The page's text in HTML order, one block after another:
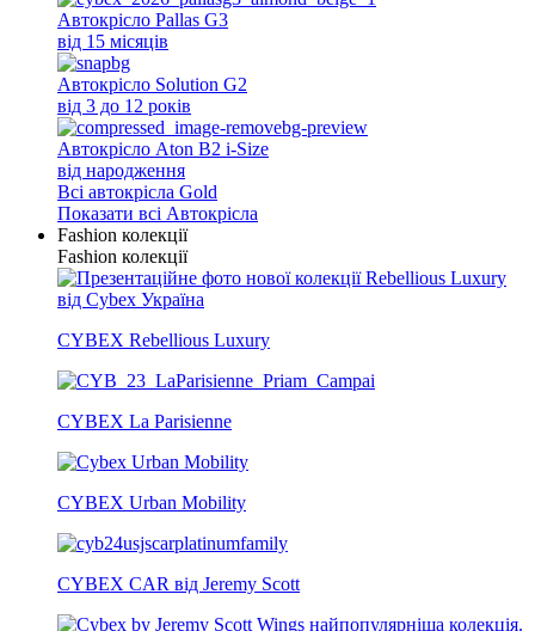
Автокрісло Pallas G3
від 15 місяців
Автокрісло Solution G2
від 3 до 12 років
Автокрісло Aton B2 i-Size
від народження
Всi автокрісла Gold
Показати всі Автокрісла
Fashion колекції
Fashion колекції
CYBEX Rebellious Luxury
CYBEX La Parisienne
CYBEX Urban Mobility
CYBEX CAR від Jeremy Scott